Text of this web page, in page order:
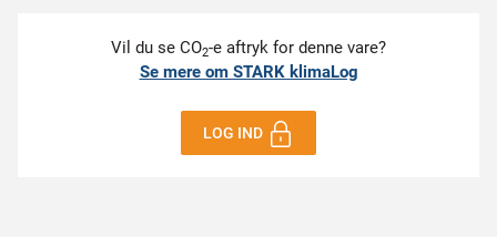
Vil du se CO2-e aftryk for denne vare?
Se mere om STARK klimaLog
LOG IND